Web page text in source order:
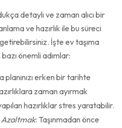
detaylı ve zaman alıcı bir
ve hazırlık ile bu süreci
İşte ev taşıma
önemli adımlar:
planınızı erken bir tarihte
zaman ayırmak
hazırlıklar stres yaratabilir.
Azaltmak: Taşınmadan önce